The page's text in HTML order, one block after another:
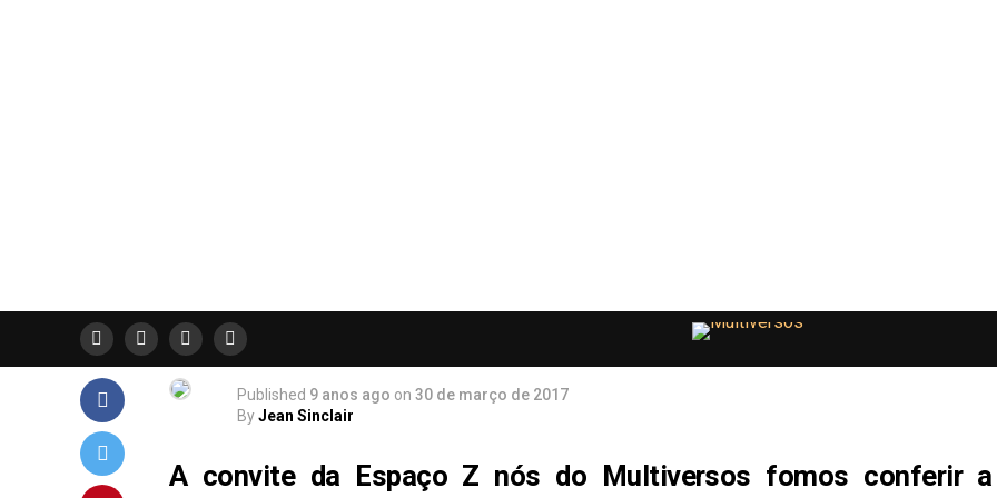
Published 9 anos ago on 30 de março de 2017
ByJean Sinclair
A convite da Espaço Z nós do Multiversos fomos conferir a